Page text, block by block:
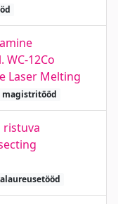
12Co
Laser Melting
magistritööd
ristuva